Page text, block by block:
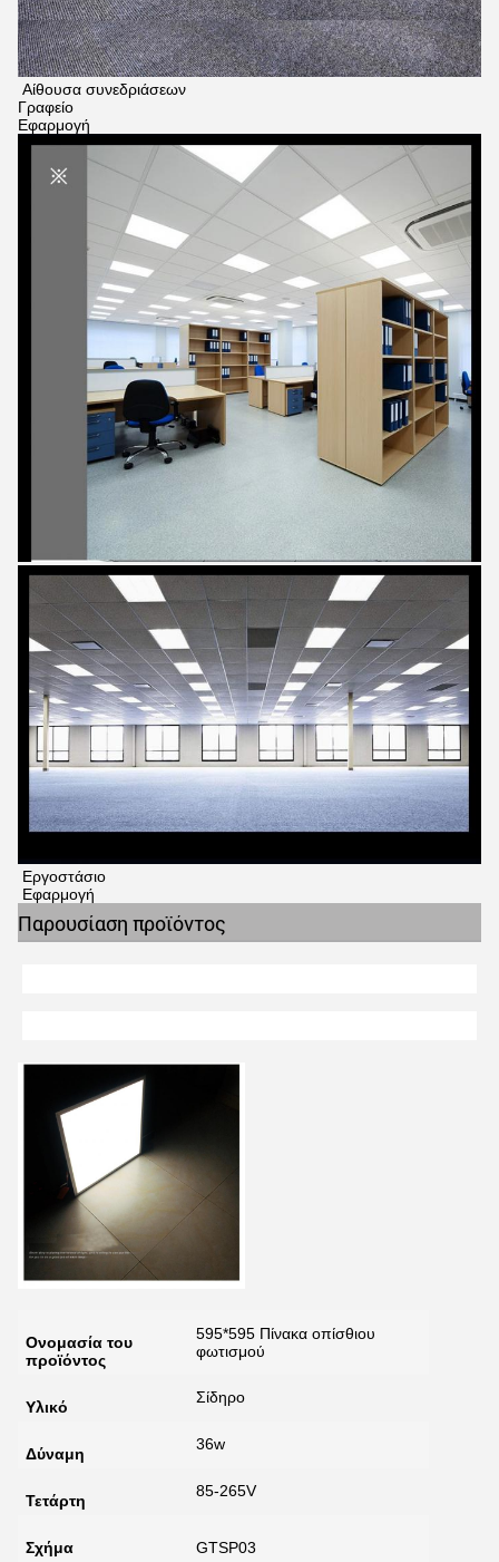
Αίθουσα συνεδριάσεων
Γραφείο
Εφαρμογή
Εργοστάσιο
Εφαρμογή
Παρουσίαση προϊόντος
Ονομασία του
προϊόντος
595*595 Πίνακα οπίσθιου
φωτισμού
Υλικό
Σίδηρο
Δύναμη
36w
Τετάρτη
85-265V
Σχήμα GTSP03